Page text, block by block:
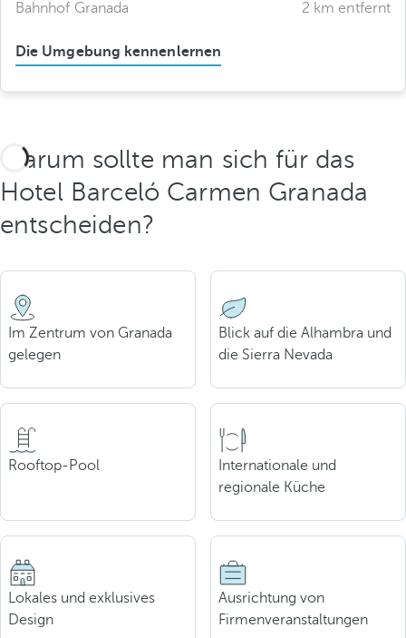
Bahnhof Granada
2 km entfernt
Die Umgebung kennenlernen
Warum sollte man sich für das
Hotel Barceló Carmen Granada
entscheiden?
Im Zentrum von Granada
gelegen
Blick auf die Alhambra und
die Sierra Nevada
Rooftop-Pool
Internationale und
regionale Küche
Lokales und exklusives
Design
Ausrichtung von
Firmenveranstaltungen